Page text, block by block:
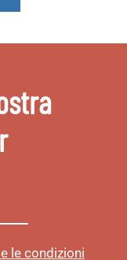
le condizioni